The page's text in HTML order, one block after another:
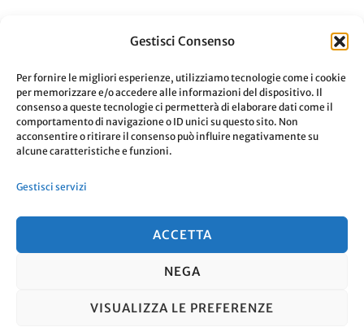
Gestisci Consenso
Per fornire le migliori esperienze, utilizziamo tecnologie come i cookie
per memorizzare e/o accedere alle informazioni del dispositivo. Il
consenso a queste tecnologie ci permetterà di elaborare dati come il
comportamento di navigazione o ID unici su questo sito. Non
acconsentire o ritirare il consenso può influire negativamente su
alcune caratteristiche e funzioni.
Gestisci servizi
ACCETTA
NEGA
VISUALIZZA LE PREFERENZE
3 Novembre 2019
Paginazione
degli
Pagina
1 Pagina
2
riservati.Travel Nomad | Sviluppato da